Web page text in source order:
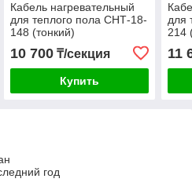
Кабель нагревательный
для теплого пола СНТ-18-
148 (тонкий)
10 700₸/секция
Купить
для
214
11
год